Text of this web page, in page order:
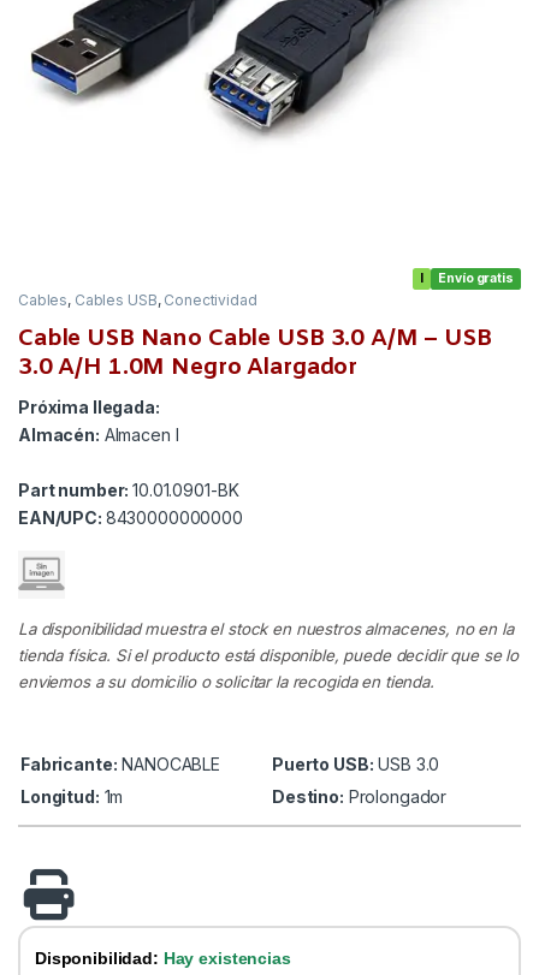
Envío gratis
Cables, Cables USB, Conectividad
Cable USB Nano Cable USB 3.0 A/M – USB
3.0 A/H 1.0M Negro Alargador
Próxima llegada:
Almacén: Almacen I
Part number:10.01.0901-BK
EAN/UPC: 8430000000000
La disponibilidad muestra el stock en nuestros almacenes, no en la
tienda física. Si el producto está disponible, puede decidir que se lo
enviemos a su domicilio o solicitar la recogida en tienda.
Fabricante: NANOCABLE Puerto USB: USB 3.0
Longitud: 1m Destino: Prolongador
Disponibilidad: Hay existencias